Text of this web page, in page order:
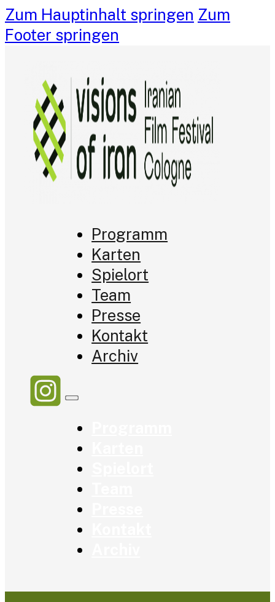
Zum Hauptinhalt springen Zum
Footer springen
Programm
Karten
Spielort
Team
Presse
Kontakt
Archiv